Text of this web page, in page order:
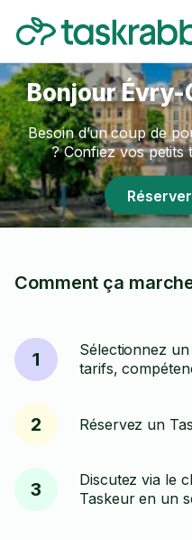
Bonjour
Besoin d’un coup de
? Confiez vos petits
Comment ça
1
Sélectionnez
tarifs,
2 Réservez un
3
Discutez via le
Taskeur en un